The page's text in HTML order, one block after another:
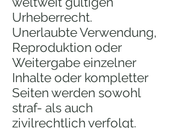
Urheberrecht.
Unerlaubte Verwendung,
Reproduktion oder
Weitergabe einzelner
Inhalte oder kompletter
Seiten werden sowohl
straf- als auch
zivilrechtlich verfolgt.